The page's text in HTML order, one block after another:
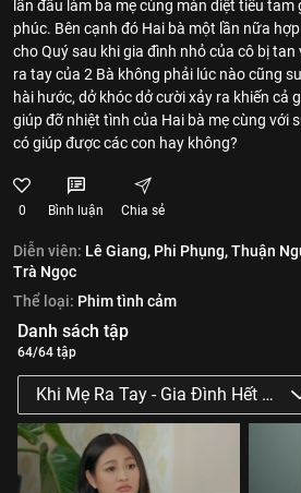
lần đầu làm ba mẹ cùng màn diệt tiểu
phúc. Bên cạnh đó Hai bà một lần nữa
cho Quý sau khi gia đình nhỏ của cô bị tan
ra tay của 2 Bà không phải lúc nào cũng
hài hước, dở khóc dở cười xảy ra khiến cả
giúp đỡ nhiệt tình của Hai bà mẹ cùng với
có giúp được các con hay không?
0 Bình luận Chia sẻ
Diễn viên: Lê Giang, Phi Phụng,Thuận
Trà Ngọc
Thể loại: Phim tình cảm
Danh sách tập
64/64 tập
Khi Mẹ Ra Tay - Gia Đình Hết Sảy